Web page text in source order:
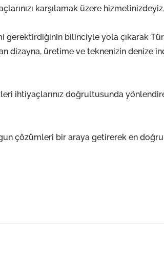
karşılamak üzere hizmetinizdeyiz.
bilinciyle yola çıkarak
dizayna, üretime ve teknenizin denize
ihtiyaçlarınız doğrultusunda
çözümleri bir araya getirerek en